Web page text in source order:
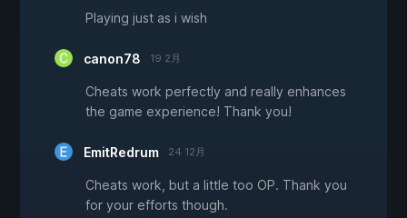
Playing just as i wish
canon78 19 2月
Cheats work perfectly and really enhances
the game experience! Thank you!
EmitRedrum 24 12月
Cheats work, but a little too OP. Thank you
for your efforts though.